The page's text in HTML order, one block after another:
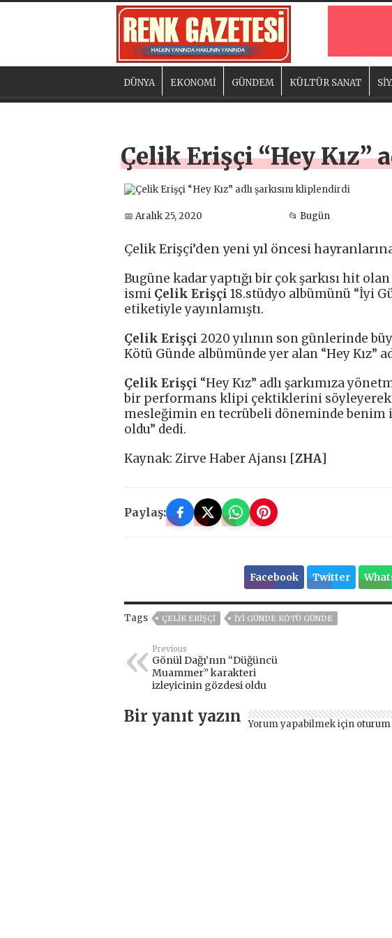
DÜNYA EKONOMİ GÜNDEM KÜLTÜR SANAT
Çelik Erişçi “Hey Kız”
📅 Aralık 25, 2020 📂 Bugün
Çelik Erişçi’den yeni yıl öncesi
Bugüne kadar yaptığı bir çok şarkısı hit
ismi Çelik Erişçi 18.stüdyo albümünü “İyi
etiketiyle yayınlamıştı.
Çelik Erişçi 2020 yılının son günlerinde
Kötü Günde albümünde yer alan “Hey Kız”
Çelik Erişçi “Hey Kız” adlı şarkımıza
bir performans klipi çektiklerini söyleyerek
mesleğimin en tecrübeli döneminde benim
oldu” dedi.
Kaynak: Zirve Haber Ajansı [ZHA]
Paylaş:
Facebook Twitter
Tags ÇELIK ERIŞÇI İYI GÜNDE KÖTÜ GÜNDE
Previous
Gönül Dağı’nın “Düğüncü
Muammer” karakteri
izleyicinin gözdesi oldu
Bir yanıt yazın Yorum yapabilmek için oturum